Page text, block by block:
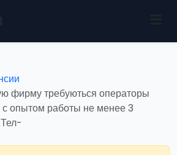
фирму требуються операторы
с опытом работы не менее 3